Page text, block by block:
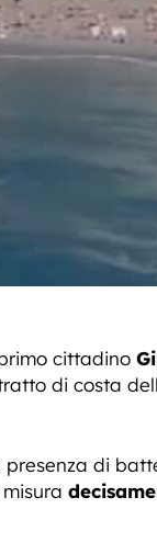
cittadino
di costa
di